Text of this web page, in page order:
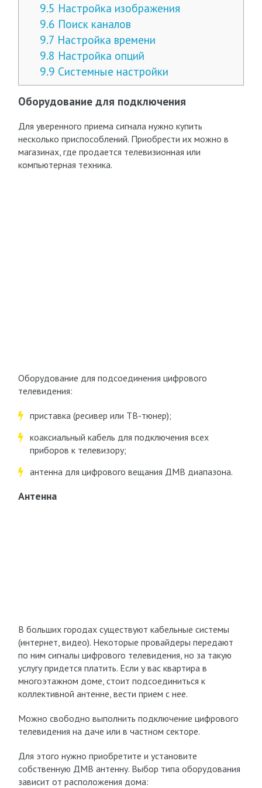
9.5 Настройка изображения
9.6 Поиск каналов
9.7 Настройка времени
9.8 Настройка опций
9.9 Системные настройки
Оборудование для подключения
Для уверенного приема сигнала нужно купить
несколько приспособлений. Приобрести их можно в
магазинах, где продается телевизионная или
компьютерная техника.
Оборудование для подсоединения цифрового
телевидения:
приставка (ресивер или ТВ-тюнер);
коаксиальный кабель для подключения всех
приборов к телевизору;
антенна для цифрового вещания ДМВ диапазона.
Антенна
В больших городах существуют кабельные системы
(интернет, видео). Некоторые провайдеры передают
по ним сигналы цифрового телевидения, но за такую
услугу придется платить. Если у вас квартира в
многоэтажном доме, стоит подсоединиться к
коллективной антенне, вести прием с нее.
Можно свободно выполнить подключение цифрового
телевидения на даче или в частном секторе.
Для этого нужно приобретите и установите
собственную ДМВ антенну. Выбор типа оборудования
зависит от расположения дома: